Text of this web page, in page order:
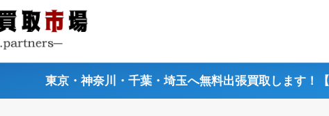
東京・神奈川・千葉・埼玉へ無料出張買取します！